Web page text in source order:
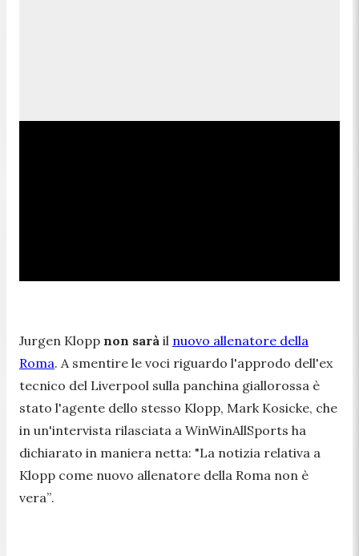
Jurgen Klopp non sarà il nuovo allenatore della
Roma. A smentire le voci riguardo l'approdo dell'ex
tecnico del Liverpool sulla panchina giallorossa è
stato l'agente dello stesso Klopp, Mark Kosicke, che
in un'intervista rilasciata a WinWinAllSports ha
dichiarato in maniera netta: "La notizia relativa a
Klopp come nuovo allenatore della Roma non è
vera”.